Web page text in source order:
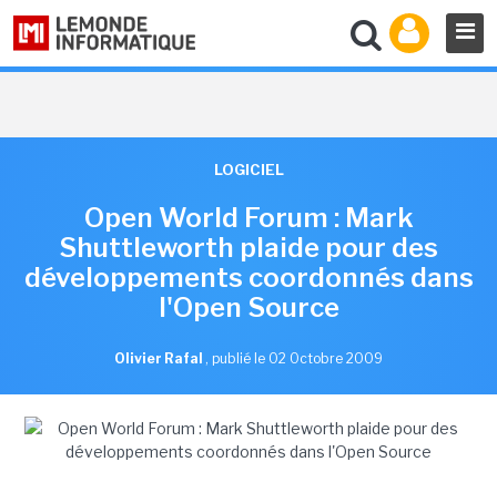
LOGICIEL
Open World Forum : Mark
Shuttleworth plaide pour des
développements coordonnés dans
l'Open Source
Olivier Rafal , publié le 02 Octobre 2009